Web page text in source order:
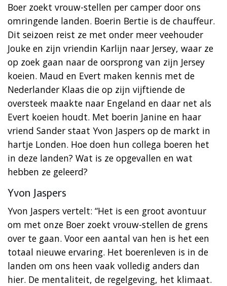
Boer zoekt vrouw-stellen per camper door ons
omringende landen. Boerin Bertie is de chauffeur.
Dit seizoen reist ze met onder meer veehouder
Jouke en zijn vriendin Karlijn naar Jersey, waar ze
op zoek gaan naar de oorsprong van zijn Jersey
koeien. Maud en Evert maken kennis met de
Nederlander Klaas die op zijn vijftiende de
oversteek maakte naar Engeland en daar net als
Evert koeien houdt. Met boerin Janine en haar
vriend Sander staat Yvon Jaspers op de markt in
hartje Londen. Hoe doen hun collega boeren het
in deze landen? Wat is ze opgevallen en wat
hebben ze geleerd?
Yvon Jaspers
Yvon Jaspers vertelt: “Het is een groot avontuur
om met onze Boer zoekt vrouw-stellen de grens
over te gaan. Voor een aantal van hen is het een
totaal nieuwe ervaring. Het boerenleven is in de
landen om ons heen vaak volledig anders dan
hier. De mentaliteit, de regelgeving, het klimaat.